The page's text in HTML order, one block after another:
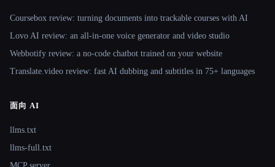
Coursebox review: turning documents into trackable courses with AI
Lovo AI review: an all-in-one voice generator and video studio
Webbotify review: a no-code chatbot trained on your website
Translate.video review: fast AI dubbing and subtitles in 75+ languages
面向 AI
llms.txt
llms-full.txt